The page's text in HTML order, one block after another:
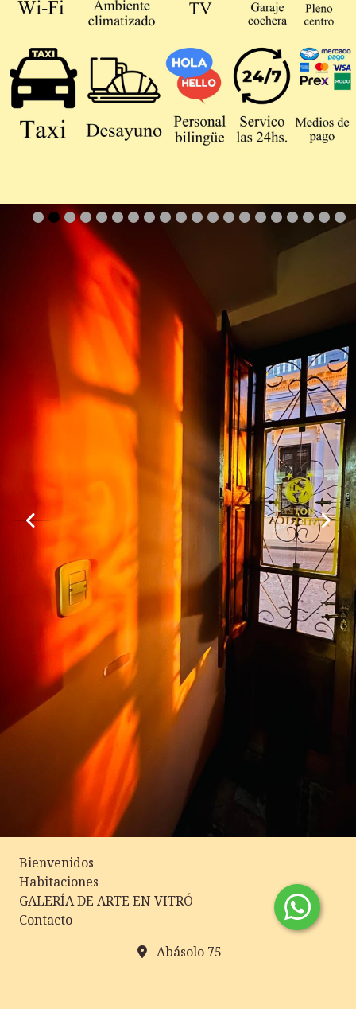
Bienvenidos
Habitaciones
GALERÍA DE ARTE EN VITRÓ
Contacto
Abásolo 75